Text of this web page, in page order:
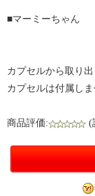
■マーミーちゃん
カプセルから取り
カプセルは付属し
商品評価: (